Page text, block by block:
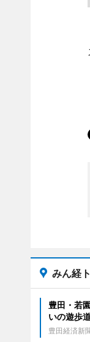
みん経
豊田・若
いの遊歩
豊田経済新